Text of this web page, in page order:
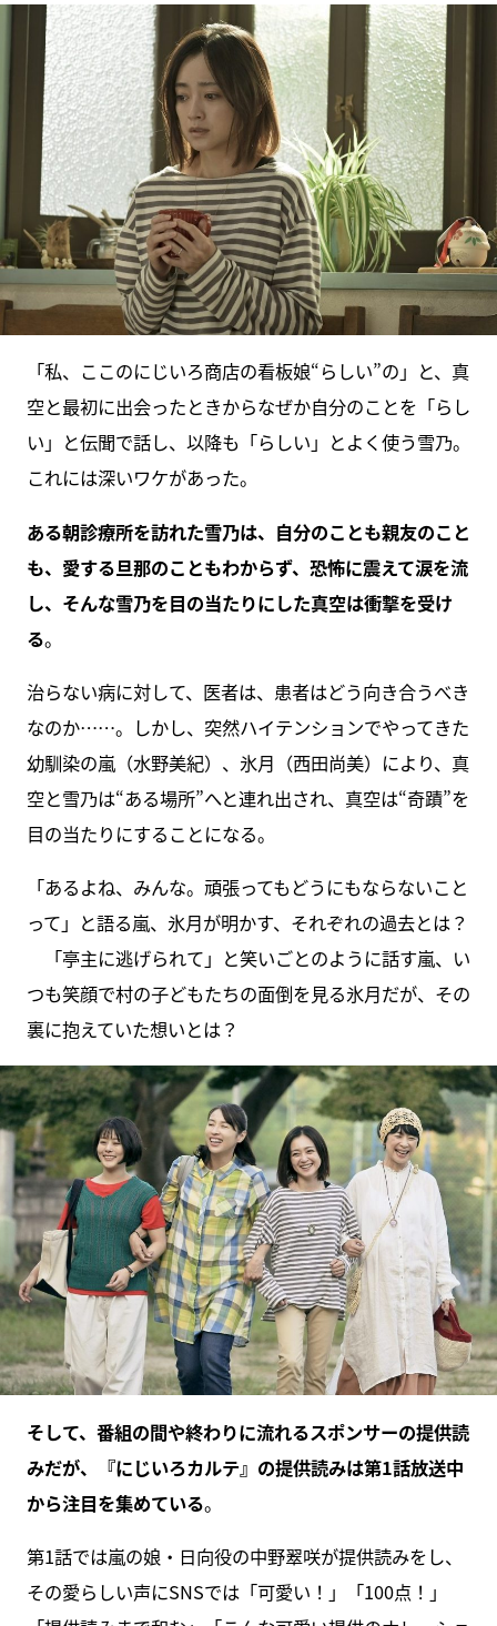
「私、ここのにじいろ商店の看板娘“らしい”の」と、真
空と最初に出会ったときからなぜか自分のことを「らし
い」と伝聞で話し、以降も「らしい」とよく使う雪乃。
これには深いワケがあった。
ある朝診療所を訪れた雪乃は、自分のことも親友のこと
も、愛する旦那のこともわからず、恐怖に震えて涙を流
し、そんな雪乃を目の当たりにした真空は衝撃を受け
る。
治らない病に対して、医者は、患者はどう向き合うべき
なのか……。しかし、突然ハイテンションでやってきた
幼馴染の嵐（水野美紀）、氷月（西田尚美）により、真
空と雪乃は“ある場所”へと連れ出され、真空は“奇蹟”を
目の当たりにすることになる。
「あるよね、みんな。頑張ってもどうにもならないこと
って」と語る嵐、氷月が明かす、それぞれの過去とは？
「亭主に逃げられて」と笑いごとのように話す嵐、い
つも笑顔で村の子どもたちの面倒を見る氷月だが、その
裏に抱えていた想いとは？
そして、番組の間や終わりに流れるスポンサーの提供読
みだが、『にじいろカルテ』の提供読みは第1話放送中
から注目を集めている。
第1話では嵐の娘・日向役の中野翠咲が提供読みをし、
その愛らしい声にSNSでは「可愛い！」「100点！」